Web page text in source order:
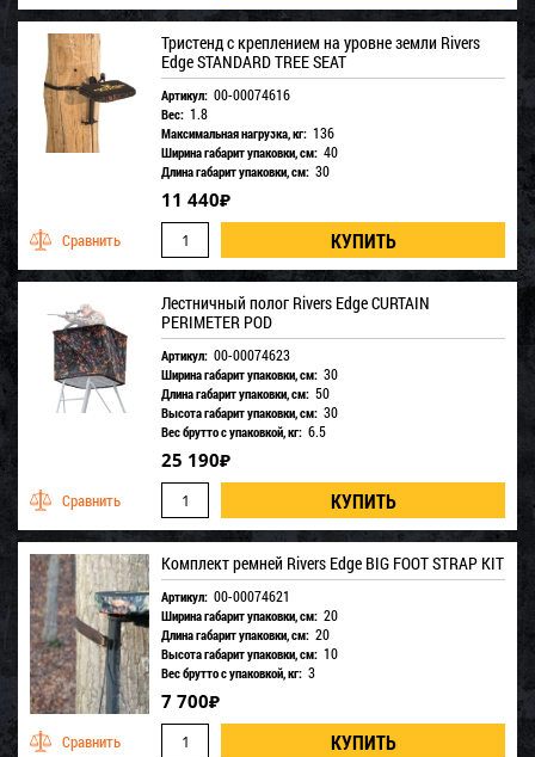
Тристенд с креплением на уровне земли Rivers
Edge STANDARD TREE SEAT
Артикул: 00-00074616
Вес: 1.8
Максимальная нагрузка, кг: 136
Ширина габарит упаковки, см: 40
Длина габарит упаковки, см: 30
11 440₽
Лестничный полог Rivers Edge CURTAIN
PERIMETER POD
Артикул: 00-00074623
Ширина габарит упаковки, см: 30
Длина габарит упаковки, см: 50
Высота габарит упаковки, см: 30
Вес брутто с упаковкой, кг: 6.5
25 190₽
Комплект ремней Rivers Edge BIG FOOT STRAP KIT
Артикул: 00-00074621
Ширина габарит упаковки, см: 20
Длина габарит упаковки, см: 20
Высота габарит упаковки, см: 10
Вес брутто с упаковкой, кг: 3
7 700₽